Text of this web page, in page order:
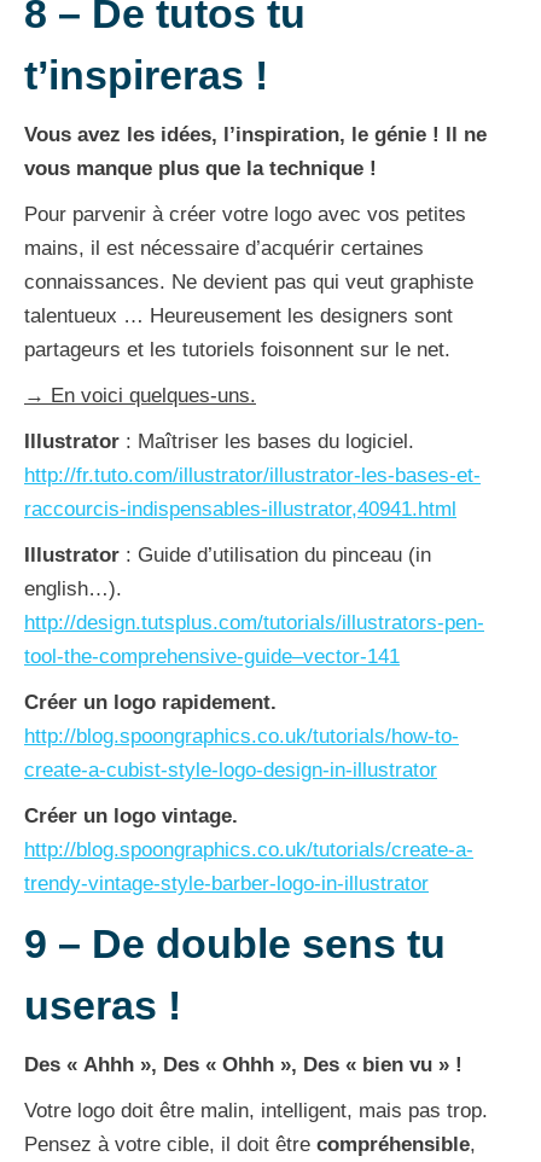
8 – De tutos tu
t’inspireras !
Vous avez les idées, l’inspiration, le génie ! Il ne
vous manque plus que la technique !
Pour parvenir à créer votre logo avec vos petites
mains, il est nécessaire d’acquérir certaines
connaissances. Ne devient pas qui veut graphiste
talentueux … Heureusement les designers sont
partageurs et les tutoriels foisonnent sur le net.
→ En voici quelques-uns.
Illustrator : Maîtriser les bases du logiciel.
http://fr.tuto.com/illustrator/illustrator-les-bases-et-
raccourcis-indispensables-illustrator,40941.html
Illustrator : Guide d’utilisation du pinceau (in
english…).
http://design.tutsplus.com/tutorials/illustrators-pen-
tool-the-comprehensive-guide–vector-141
Créer un logo rapidement.
http://blog.spoongraphics.co.uk/tutorials/how-to-
create-a-cubist-style-logo-design-in-illustrator
Créer un logo vintage.
http://blog.spoongraphics.co.uk/tutorials/create-a-
trendy-vintage-style-barber-logo-in-illustrator
9 – De double sens tu
useras !
Des « Ahhh », Des « Ohhh », Des « bien vu » !
Votre logo doit être malin, intelligent, mais pas trop.
Pensez à votre cible, il doit être compréhensible,